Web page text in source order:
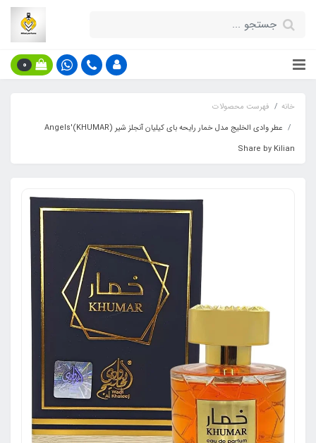
0
خانه
فهرست محصولات
عطر وادی الخلیج مدل خمار رایحه بای کیلیان آنجلز شیر (KHUMAR)Angels'
Share by Kilian